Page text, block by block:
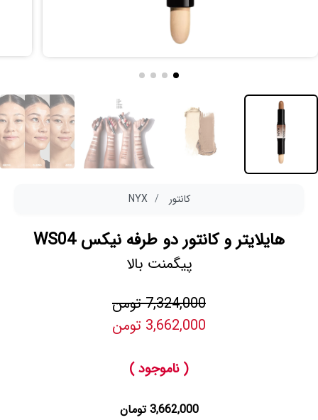
کانتور NYX
هایلایتر و کانتور دو طرفه نیکس WS04
پیگمنت بالا
7,324,000 تومن
3,662,000 تومن
( ناموجود )
3,662,000 تومان